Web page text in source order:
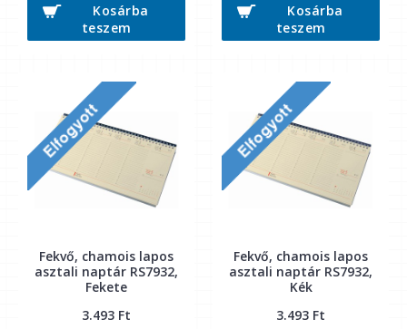
Kosárba
teszem
Kosárba
teszem
Fekvő, chamois lapos
asztali naptár RS7932,
Fekete
3.493 Ft
Fekvő, chamois lapos
asztali naptár RS7932,
Kék
3.493 Ft